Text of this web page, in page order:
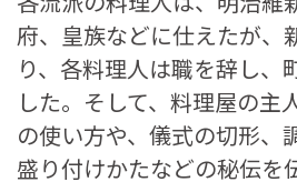
府、皇族などに仕えたが、
り、各料理人は職を辞し、
した。そして、料理屋の主
の使い方や、儀式の切形、
盛り付けかたなどの秘伝を